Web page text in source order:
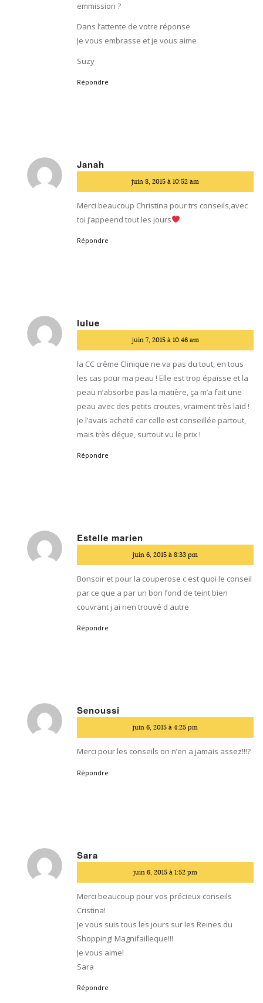
emmission ?
Dans l’attente de votre réponse
Je vous embrasse et je vous aime
Suzy
Répondre
Janah
:
juin 8, 2015 à 10:52 am
Merci beaucoup Christina pour trs conseils,avec
toi j’appeend tout les jours
Répondre
lulue
:
juin 7, 2015 à 10:46 am
la CC crême Clinique ne va pas du tout, en tous
les cas pour ma peau ! Elle est trop épaisse et la
peau n’absorbe pas la matière, ça m’a fait une
peau avec des petits croutes, vraiment très laid !
Je l’avais acheté car celle est conseillée partout,
mais très déçue, surtout vu le prix !
Répondre
Estelle marien
juin 6, 2015 à 8:33 pm
Bonsoir et pour la couperose c est quoi le conseil
par ce que a par un bon fond de teint bien
couvrant j ai rien trouvé d autre
Répondre
Senoussi
juin 6, 2015 à 4:25 pm
Merci pour les conseils on n’en a jamais assez!!!?
Répondre
Sara
:
juin 6, 2015 à 1:52 pm
Merci beaucoup pour vos précieux conseils
Cristina!
Je vous suis tous les jours sur les Reines du
Shopping! Magnifailleque!!!
Je vous aime!
Sara
Répondre